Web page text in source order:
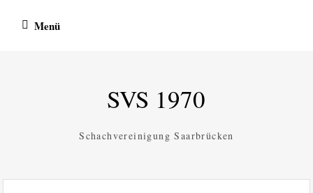
Inhalt Menü
SVS 1970
Schachvereinigung Saarbrücken